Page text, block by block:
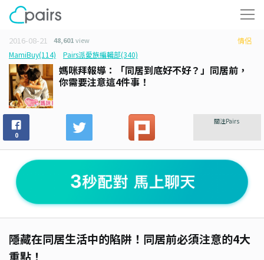
2016-08-21 48,601view
情侶
MamiBuy(114)
Pairs派愛族編輯部(340)
媽咪拜報導：「同居到底好不好？」同居前，
你需要注意這4件事！
0
關注Pairs
隱藏在同居生活中的陷阱！同居前必須注意的4大
重點！